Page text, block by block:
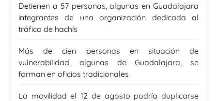
Detienen a 57 personas, algunas en Guadalajara
integrantes de una organización dedicada al
tráfico de hachís
Más de cien personas en situación de
vulnerabilidad, algunas de Guadalajara, se
forman en oficios tradicionales
La movilidad el 12 de agosto podría duplicarse